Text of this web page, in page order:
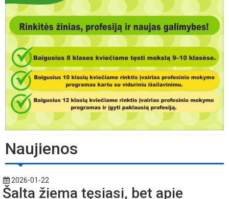
Naujienos
2026-01-22
Šalta žiema tęsiasi, bet apie